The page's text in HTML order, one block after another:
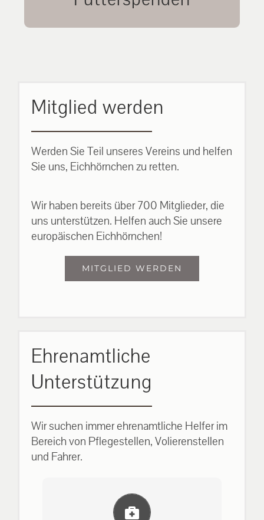
unsere Eichhörnchen.
Mitglied werden
Werden Sie Teil unseres Vereins und helfen
Sie uns, Eichhörnchen zu retten.
Wir haben bereits über 700 Mitglieder, die
uns unterstützen. Helfen auch Sie unsere
europäischen Eichhörnchen!
MITGLIED WERDEN
Ehrenamtliche
Unterstützung
Wir suchen immer ehrenamtliche Helfer im
Bereich von Pflegestellen, Volierenstellen
und Fahrer.
Einlernung und Infos